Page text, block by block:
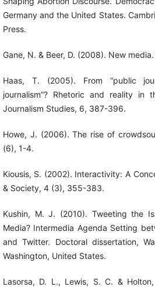
Germany and the United States.
Press.
Gane, N. & Beer, D. (2008). New
Haas, T. (2005). From “public
journalism”? Rhetoric and reality in
Journalism Studies, 6, 387-396.
Howe, J. (2006). The rise of
(6), 1-4.
Kiousis, S. (2002). Interactivity: A
& Society, 4 (3), 355-383.
Kushin, M. J. (2010). Tweeting the
Media? Intermedia Agenda Setting
and Twitter. Doctoral dissertation,
Washington, United States.
Lasorsa, D. L., Lewis, S. C. &